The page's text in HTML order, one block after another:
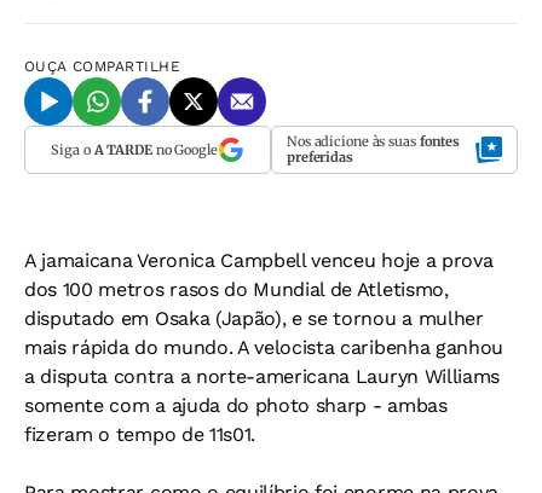
OUÇA COMPARTILHE
Siga o A TARDEno Google Nos adicione às suas fontes
preferidas
A jamaicana Veronica Campbell venceu hoje a prova
dos 100 metros rasos do Mundial de Atletismo,
disputado em Osaka (Japão), e se tornou a mulher
mais rápida do mundo. A velocista caribenha ganhou
a disputa contra a norte-americana Lauryn Williams
somente com a ajuda do photo sharp - ambas
fizeram o tempo de 11s01.